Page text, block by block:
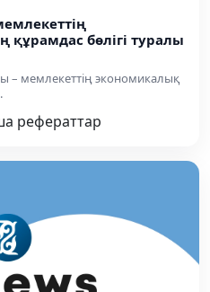
құрамдас бөлігі туралы
– мемлекеттің экономикалық
рефераттар